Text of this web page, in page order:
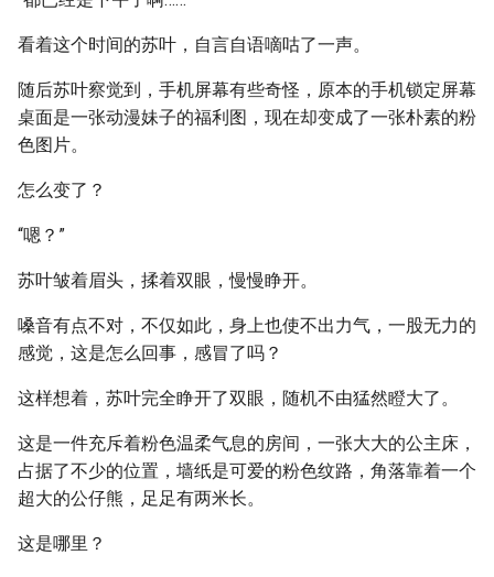
看着这个时间的苏叶，自言自语嘀咕了一声。
随后苏叶察觉到，手机屏幕有些奇怪，原本的手机锁定屏幕
桌面是一张动漫妹子的福利图，现在却变成了一张朴素的粉
色图片。
怎么变了？
“嗯？”
苏叶皱着眉头，揉着双眼，慢慢睁开。
嗓音有点不对，不仅如此，身上也使不出力气，一股无力的
感觉，这是怎么回事，感冒了吗？
这样想着，苏叶完全睁开了双眼，随机不由猛然瞪大了。
这是一件充斥着粉色温柔气息的房间，一张大大的公主床，
占据了不少的位置，墙纸是可爱的粉色纹路，角落靠着一个
超大的公仔熊，足足有两米长。
这是哪里？